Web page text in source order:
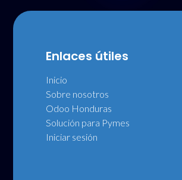
Enlaces útiles
Inicio
Sobre nosotros
Odoo Honduras
Solución para Pymes
Iniciar sesión